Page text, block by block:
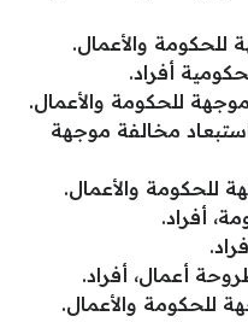
أفراد.
موجهة للحكومة والأعمال.
مخالفة موجهة
للحكومة والأعمال.
أفراد.
أعمال، أفراد.
للحكومة والأعمال.